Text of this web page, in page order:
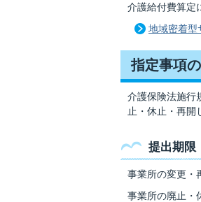
介護給付費算定
地域密着型
指定事項
介護保険法施行
止・休止・再開
提出期限
事業所の変更・
事業所の廃止・